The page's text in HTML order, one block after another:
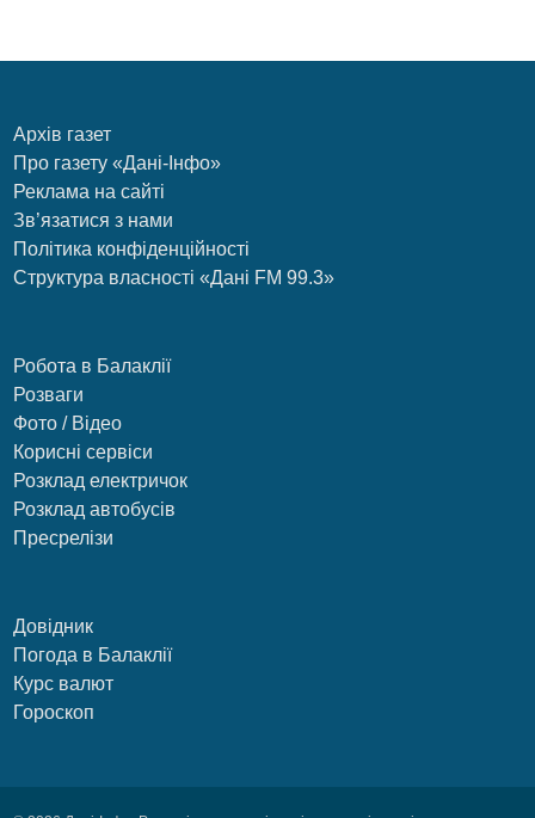
Архів газет
Про газету «Дані-Інфо»
Реклама на сайті
Зв’язатися з нами
Політика конфіденційності
Структура власності «Дані FM 99.3»
Робота в Балаклії
Розваги
Фото / Відео
Корисні сервіси
Розклад електричок
Розклад автобусів
Пресрелізи
Довідник
Погода в Балаклії
Курс валют
Гороскоп